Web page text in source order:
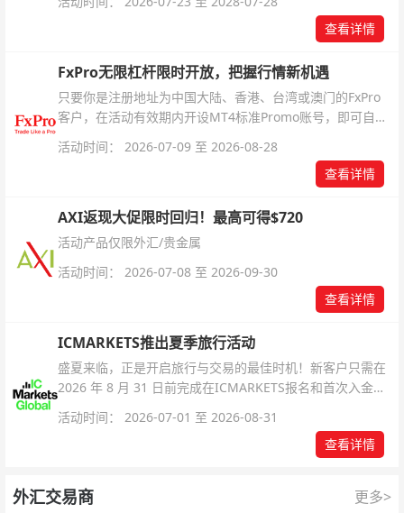
查看详情
FxPro无限杠杆限时开放，把握行情新机遇
只要你是注册地址为中国大陆、香港、台湾或澳门的FxPro
客户，在活动有效期内开设MT4标准Promo账号，即可自动
活动时间： 2026-07-09 至 2026-08-28
查看详情
AXI返现大促限时回归！最高可得$720
活动产品仅限外汇/贵金属
活动时间： 2026-07-08 至 2026-09-30
查看详情
ICMARKETS推出夏季旅行活动
盛夏来临，正是开启旅行与交易的最佳时机！新客户只需在
2026 年 8 月 31 日前完成在ICMARKETS报名和首次入金即
活动时间： 2026-07-01 至 2026-08-31
查看详情
外汇交易商 更多>